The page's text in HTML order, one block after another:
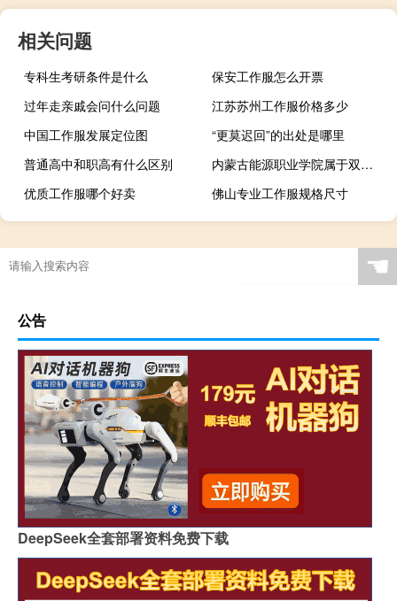
相关问题
专科生考研条件是什么
保安工作服怎么开票
过年走亲戚会问什么问题
江苏苏州工作服价格多少
中国工作服发展定位图
“更莫迟回”的出处是哪里
普通高中和职高有什么区别
内蒙古能源职业学院属于双高计划院校吗
优质工作服哪个好卖
佛山专业工作服规格尺寸
☚
公告
DeepSeek全套部署资料免费下载